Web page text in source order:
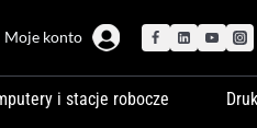
Moje konto
i stacje robocze